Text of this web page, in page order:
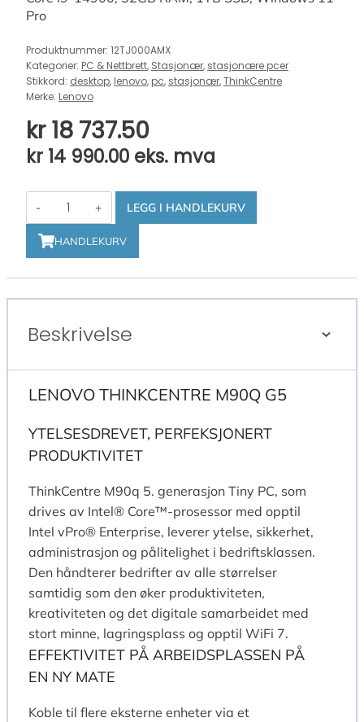
Pro
Produktnummer: 12TJ000AMX
Kategorier: PC & Nettbrett, Stasjonær, stasjonære pcer
Stikkord: desktop, lenovo, pc, stasjonær,ThinkCentre
Merke: Lenovo
kr18 737.50
kr 14 990.00 eks. mva
Lenovo
ThinkCentre
M90q
G5
Tiny
antall
LEGG I HANDLEKURV
HANDLEKURV
Beskrivelse
LENOVO THINKCENTRE M90Q G5
YTELSESDREVET, PERFEKSJONERT
PRODUKTIVITET
ThinkCentre M90q 5. generasjon Tiny PC, som
drives av Intel® Core™-prosessor med opptil
Intel vPro® Enterprise, leverer ytelse, sikkerhet,
administrasjon og pålitelighet i bedriftsklassen.
Den håndterer bedrifter av alle størrelser
samtidig som den øker produktiviteten,
kreativiteten og det digitale samarbeidet med
stort minne, lagringsplass og opptil WiFi 7.
EFFEKTIVITET PÅ ARBEIDSPLASSEN PÅ
EN NY MATE
Koble til flere eksterne enheter via et